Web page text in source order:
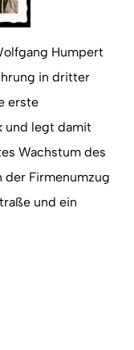
Humpert
in dritter
erste
und legt damit
Wachstum des
der Firmenumzug
und ein